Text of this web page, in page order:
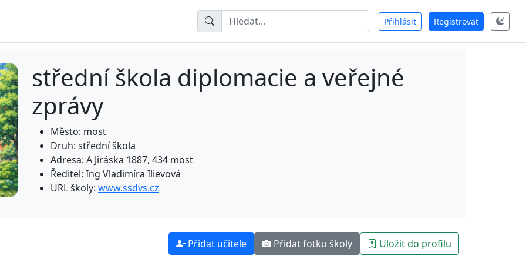
Přihlásit Registrovat
střední škola diplomacie a veřejné
zprávy
Město: most
Druh: střední škola
Adresa: A Jiráska 1887, 434 most
Ředitel: Ing Vladimíra Ilievová
URL školy: www.ssdvs.cz
Přidat učitele Přidat fotku školy Uložit do profilu